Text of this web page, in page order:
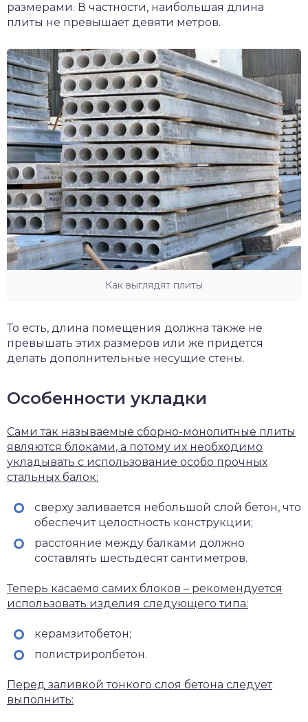
размерами. В частности, наибольшая длина
плиты не превышает девяти метров.
Как выглядят плиты
То есть, длина помещения должна также не
превышать этих размеров или же придется
делать дополнительные несущие стены.
Особенности укладки
Сами так называемые сборно-монолитные плиты
являются блоками, а потому их необходимо
укладывать с использование особо прочных
стальных балок:
сверху заливается небольшой слой бетон, что
обеспечит целостность конструкции;
расстояние между балками должно
составлять шестьдесят сантиметров.
Теперь касаемо самих блоков – рекомендуется
использовать изделия следующего типа:
керамзитобетон;
полистриролбетон.
Перед заливкой тонкого слоя бетона следует
выполнить: